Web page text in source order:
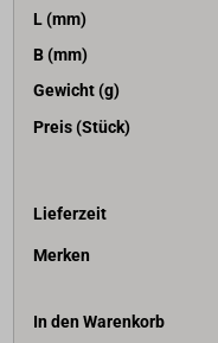
L (mm)
B (mm)
Gewicht (g)
Preis (Stück)
Lieferzeit
Merken
In den Warenkorb